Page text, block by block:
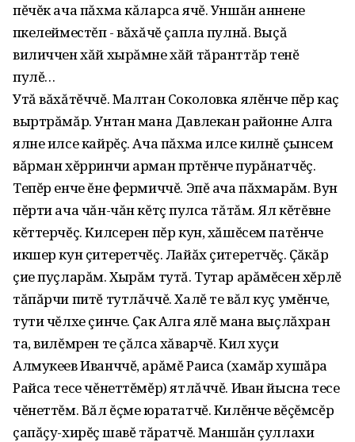
пĕчĕк ача пăхма кăларса ячĕ. Уншăн аннене
ӱпкелейместĕп - вăхăчĕ çапла пулнă. Выçă
виличчен хăй хырăмне хăй тăранттăр тенĕ
пулĕ…
Утă вăхăтĕччĕ. Малтан Соколовка ялĕнче пĕр каç
выртрăмăр. Унтан мана Давлекан районне Алга
ялне илсе кайрĕç. Ача пăхма илсе килнĕ çынсем
вăрман хĕрринчи арман пӱртĕнче пурăнатчĕç.
Тепĕр енче ĕне фермиччĕ. Эпĕ ача пăхмарăм. Вун
пĕрти ача чăн-чăн кĕтӱç пулса тăтăм. Ял кĕтĕвне
кĕттерчĕç. Килсерен пĕр кун, хăшĕсем патĕнче
икшер кун çитеретчĕç. Лайăх çитеретчĕç. Ҫăкăр
çие пуçларăм. Хырăм тутă. Тутар арăмĕсен хĕрлĕ
тăпăрчи питĕ тутлăччĕ. Халĕ те вăл куç умĕнче,
тути чĕлхе çинче. Ҫак Алга ялĕ мана выçлăхран
та, вилĕмрен те çăлса хăварчĕ. Кил хуçи
Алмукеев Иванччĕ, арăмĕ Раиса (хамăр хушăра
Райса тесе чĕнеттĕмĕр) ятлăччĕ. Иван йысна тесе
чĕнеттĕм. Вăл ĕçме юрататчĕ. Килĕнче вĕçĕмсĕр
çапăçу-хирĕçӱ шавĕ тăратчĕ. Маншăн çуллахи